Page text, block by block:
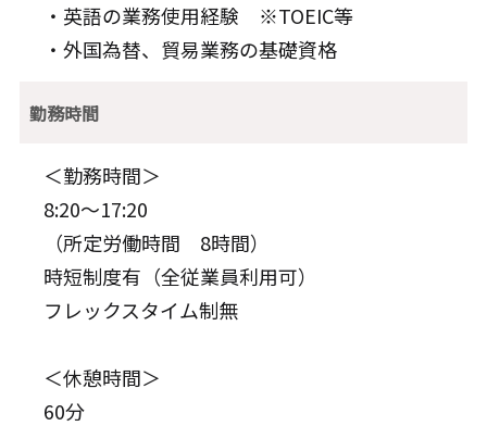
・英語の業務使用経験 ※TOEIC等
・外国為替、貿易業務の基礎資格
勤務時間
＜勤務時間＞
8:20～17:20
（所定労働時間 8時間）
時短制度有（全従業員利用可）
フレックスタイム制無
＜休憩時間＞
60分